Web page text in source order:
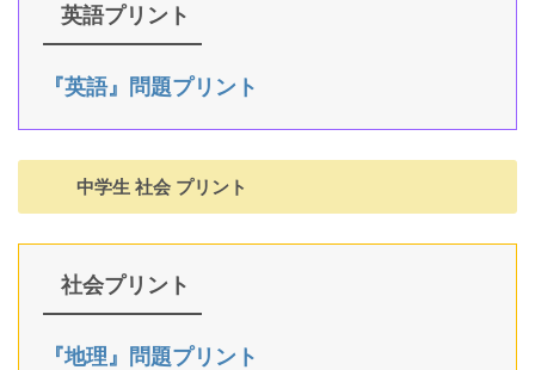
英語プリント
『英語』問題プリント
中学生 社会 プリント
社会プリント
『地理』問題プリント